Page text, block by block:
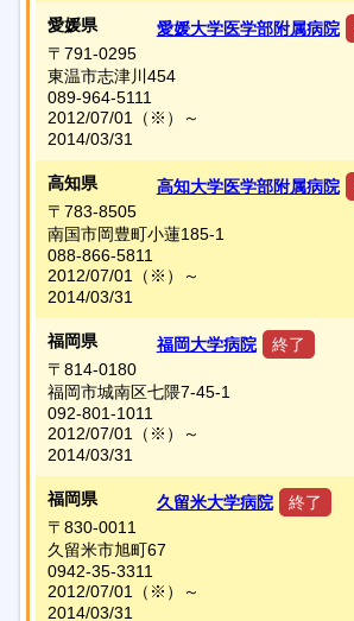
愛媛県 愛媛大学医学部附属病院
〒791-0295
東温市志津川454
089-964-5111
2012/07/01
（※）
～
2014/03/31
高知県 高知大学医学部附属病院
〒783-8505
南国市岡豊町小蓮185-1
088-866-5811
2012/07/01
（※）
～
2014/03/31
福岡県 福岡大学病院
終了
〒814-0180
福岡市城南区七隈7-45-1
092-801-1011
2012/07/01
（※）
～
2014/03/31
福岡県 久留米大学病院
終了
〒830-0011
久留米市旭町67
0942-35-3311
2012/07/01
（※）
～
2014/03/31